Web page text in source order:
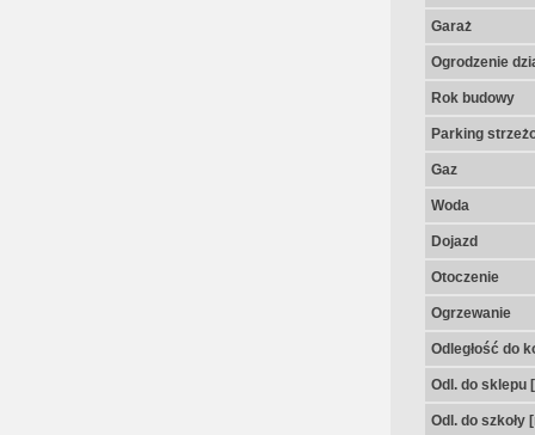
Garaż
Ogrodzenie
Rok budowy
Parking
Gaz
Woda
Dojazd
Otoczenie
Ogrzewanie
Odległość do
Odl. do sklepu
Odl. do szkoły